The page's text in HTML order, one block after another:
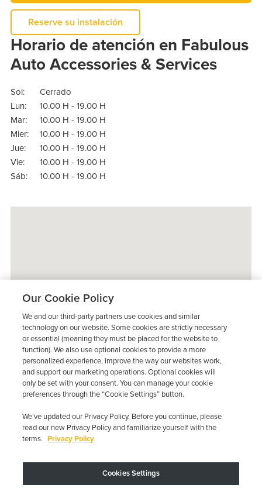
Reserve su instalación
Horario de atención en Fabulous
Auto Accessories & Services
Sol:
Cerrado
Lun:
10.00 H - 19.00 H
Mar:
10.00 H - 19.00 H
Mier:
10.00 H - 19.00 H
Jue:
10.00 H - 19.00 H
Vie:
10.00 H - 19.00 H
Sáb:
10.00 H - 19.00 H
El dispositivo puede variar según los requisitos estatales; se aplican
Our Cookie Policy
We and our third-party partners use cookies and similar
technology on our website. Some cookies are strictly necessary
or essential (meaning they must be placed for the website to
function). We also use optional cookies to provide a more
personalized experience, improve the way our websites work,
and support our marketing operations. Optional cookies will
only be set with your consent. You can manage your cookie
preferences through the “Cookie Settings” button.
We’ve updated our Privacy Policy. Before you continue, please
read our new Privacy Policy and familiarize yourself with the
terms. Privacy Policy
Cookies Settings